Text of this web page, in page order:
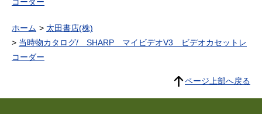
ホーム
太田書店(株)
当時物カタログ/ SHARP マイビデオV3 ビデオカセットレ
コーダー
ページ上部へ戻る